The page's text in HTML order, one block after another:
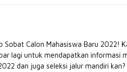
Sobat Calon Mahasiswa Baru 2022!
lagi untuk mendapatkan informasi
dan juga seleksi jalur mandiri kan?